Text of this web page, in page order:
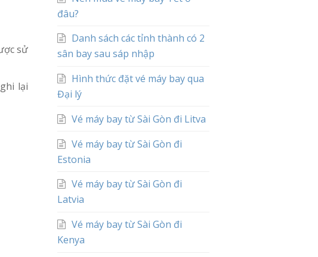
sử
lại
đâu?
Danh sách các tỉnh thành có 2
sân bay sau sáp nhập
Hình thức đặt vé máy bay qua
Đại lý
Vé máy bay từ Sài Gòn đi Litva
Vé máy bay từ Sài Gòn đi
Estonia
Vé máy bay từ Sài Gòn đi
Latvia
Vé máy bay từ Sài Gòn đi
Kenya